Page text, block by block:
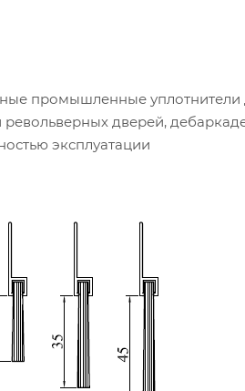
промышленные
дверей,
эксплуатации